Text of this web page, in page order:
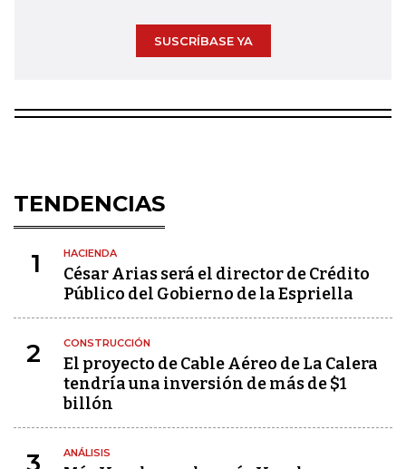
SUSCRÍBASE YA
TENDENCIAS
1 HACIENDA
César Arias será el director de Crédito
Público del Gobierno de la Espriella
2 CONSTRUCCIÓN
El proyecto de Cable Aéreo de La Calera
tendría una inversión de más de $1
billón
3 ANÁLISIS